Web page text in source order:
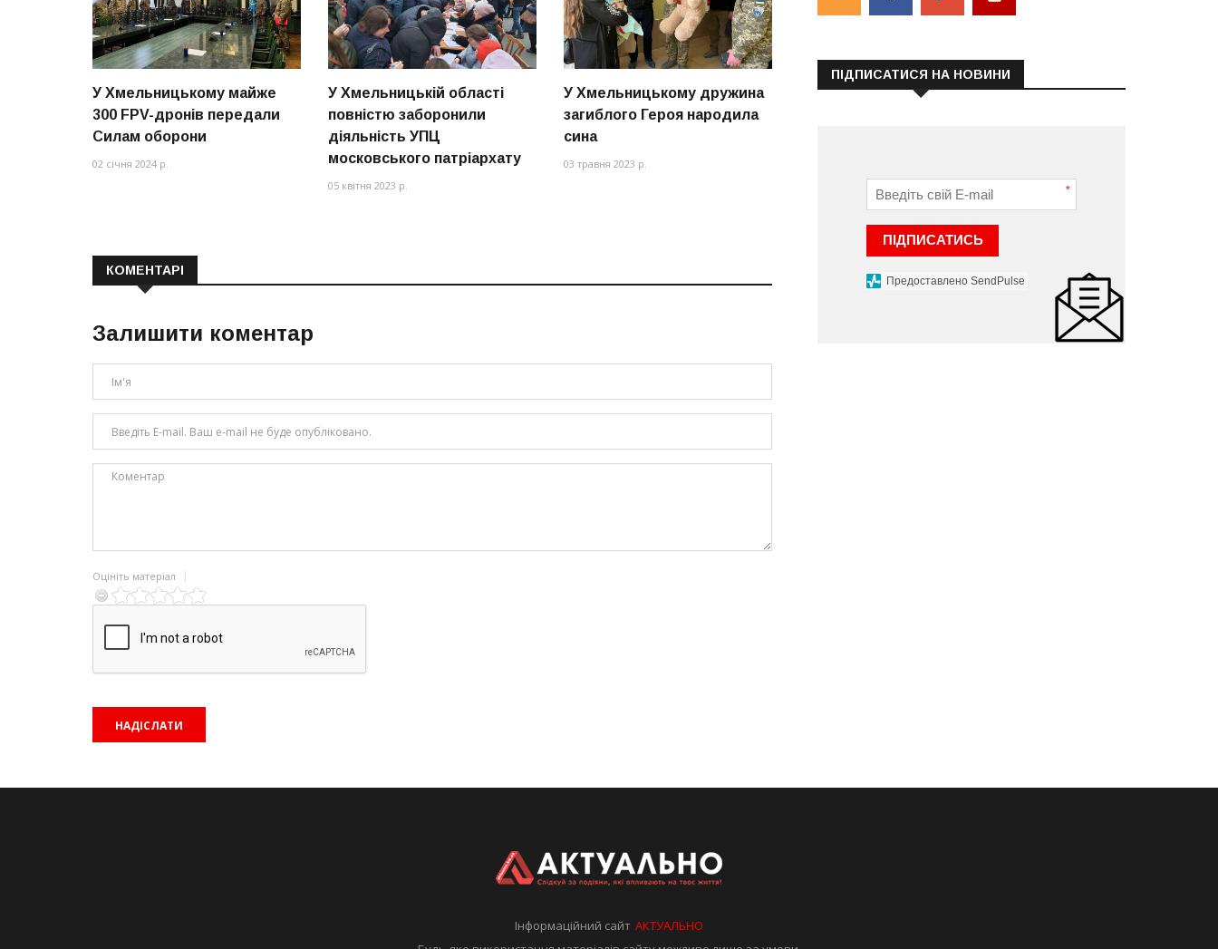
У Хмельницькому майже
300 FPV-дронів передали
Силам оборони
02 січня 2024 р.
У Хмельницькій області
повністю заборонили
діяльність УПЦ
московського патріархату
05 квітня 2023 р.
У Хмельницькому дружина
загиблого Героя народила
сина
03 травня 2023 р.
З 1 лютого стартувала
У День Збройних сил
Хороброго»
06 грудня 2024 р.
КОМЕНТАРІ
Залишити коментар
Оцініть матеріал
ПІДПИСАТИСЯ НА НОВИНИ
*
ПІДПИСАТИСЬ
Предоставлено SendPulse
Інформаційний сайтАКТУАЛЬНО